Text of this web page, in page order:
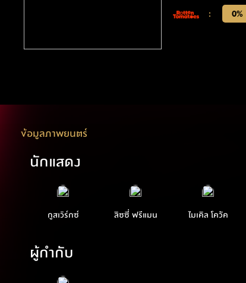
: 0%
ข้อมูลภาพยนตร์
นักแสดง
กูสเวิร์กซ์ ลิซซี่ ฟรีแมน ไมเคิล โควัค
ผู้กำกับ